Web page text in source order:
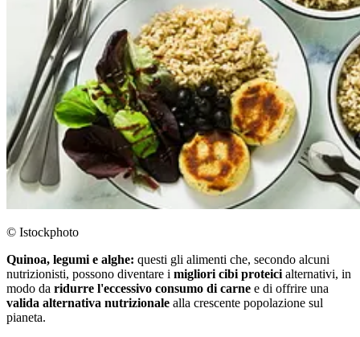
© Istockphoto
Quinoa, legumi e alghe: questi gli alimenti che, secondo alcuni
nutrizionisti, possono diventare i migliori cibi proteici alternativi, in
modo da ridurre l'eccessivo consumo di carne e di offrire una
valida alternativa nutrizionale alla crescente popolazione sul
pianeta.